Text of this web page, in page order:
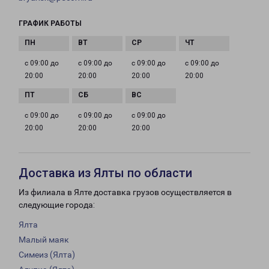
ГРАФИК РАБОТЫ
с 09:00 до
20:00
с 09:00 до
20:00
с 09:00 до
20:00
с 09:00 до
20:00
с 09:00 до
20:00
с 09:00 до
20:00
с 09:00 до
20:00
Доставка из Ялты по области
Из филиала в Ялте доставка грузов осуществляется в
следующие города:
Ялта
Малый маяк
Симеиз (Ялта)